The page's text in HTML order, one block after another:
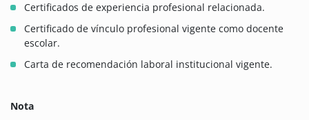
Certificados de experiencia profesional relacionada.
Certificado de vínculo profesional vigente como docente
escolar.
Carta de recomendación laboral institucional vigente.
Nota